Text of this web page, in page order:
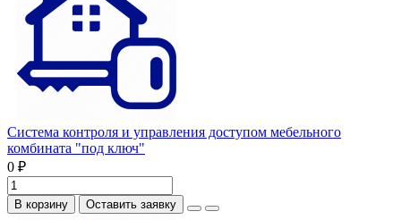
Система контроля и управления доступом мебельного
комбината "под ключ"
0 ₽
В корзину Оставить заявку